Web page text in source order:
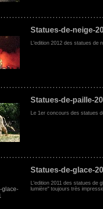
Statues-de-neige-
L'edition 2012 des statues de
Statues-de-paille-
Le 1er concours des statues
Statues-de-glace-
L'edition 2011 des statues de
lumière" toujours très